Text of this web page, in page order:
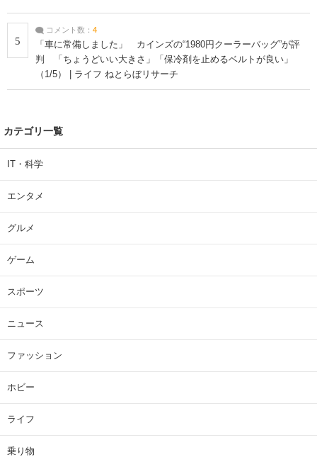
5
コメント数： 4
「車に常備しました」 カインズの“1980円クーラーバッグ”が評
判 「ちょうどいい大きさ」「保冷剤を止めるベルトが良い」
（1/5） | ライフ ねとらぼリサーチ
カテゴリ一覧
IT・科学
エンタメ
グルメ
ゲーム
スポーツ
ニュース
ファッション
ホビー
ライフ
乗り物